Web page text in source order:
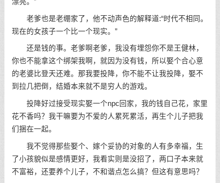
老爹也是老绷家了，他不动声色的解释道:“时代不相同。
现在的女孩子一个比一个现实。”
还是钱的事。老爹啊老爹，我没有埋怨你不是王健林，
你也不能拿这个绑架我啊，就因为没有钱，所以娶个合心意
的老婆比登天还难。那我要投降，你不能不让我投降，娶不
到拉几把倒，结婚本来就不是穷人的游戏。
投降好过接受现实娶一个npc回家，我的钱自己花，家里
花不香吗？我干嘛要为不爱的人累死累活，再生个儿子把我
们捆在一起。
我不觉得那些娶个、嫁个妥协的对象的人有多幸福，生
了小孩貌似是感情更好，我看实则是没招了，两口子本来就
不富裕，还要养个儿子，不和谐点怎么搞？但这有意思吗？